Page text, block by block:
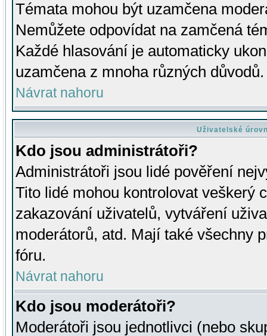
Témata mohou být uzamčena
Nemůžete odpovídat na zamčená
Každé hlasování je automaticky
uzamčena z mnoha různých důvodů.
Návrat nahoru
Uživatelské
Kdo jsou administrátoři?
Administrátoři jsou lidé pověření
Tito lidé mohou kontrolovat veškerý
zakazování uživatelů, vytváření
moderátorů, atd. Mají také všechny
fóru.
Návrat nahoru
Kdo jsou moderátoři?
Moderátoři jsou jednotlivci (nebo